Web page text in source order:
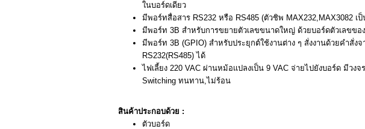
ในบอร์ดเดียว
มีพอร์ทสื่อสาร RS232 หรือ RS485 (ตัวชิพ MAX232,MAX3082 เป็
มีพอร์ท 3B สำหรับการขยายตัวเลขขนาดใหญ่ ด้วยบอร์ดตัวเลขขอ
มีพอร์ท 3B (GPIO) สำหรับประยุกต์ใช้งานต่าง ๆ สั่งงานด้วยคำสั่งจ
RS232(RS485) ได้
ไฟเลี้ยง 220 VAC ผ่านหม้อแปลงเป็น 9 VAC จ่ายไปยังบอร์ด มีวง
Switching ทนทาน,ไม่ร้อน
สินค้าประกอบด้วย :
ตัวบอร์ด